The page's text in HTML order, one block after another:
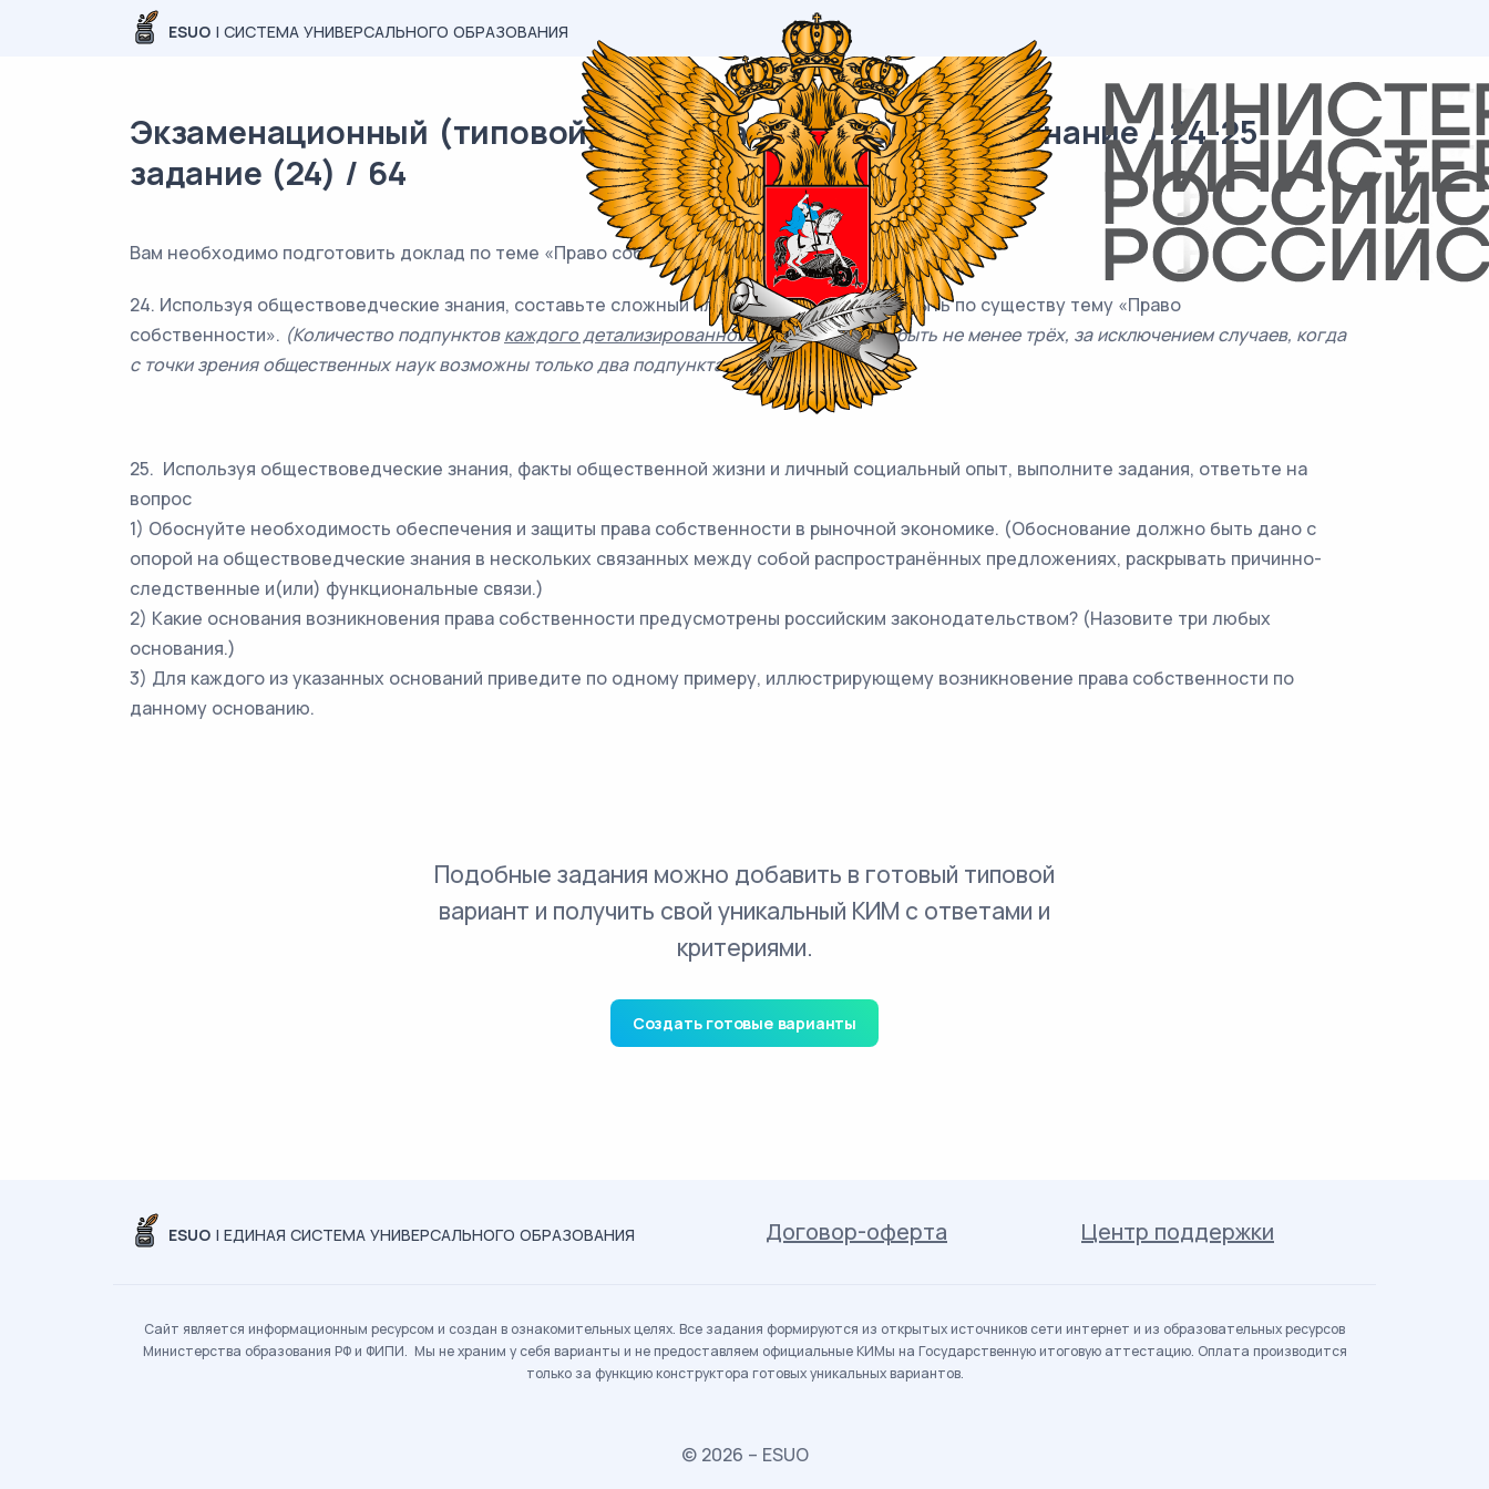
ESUO | СИСТЕМА УНИВЕРСАЛЬНОГО ОБРАЗОВАНИЯ
Экзаменационный (типовой) материал ЕГЭ / Обществознание / 24-25
задание (24) / 64
Вам необходимо подготовить доклад по теме «Право собственности».
24. Используя обществоведческие знания, составьте сложный план, позволяющий раскрыть по существу тему «Право
собственности». (Количество подпунктовкаждого детализированного пунктадолжно быть не менее трёх, за исключением случаев, когда
с точки зрения общественных наук возможны только два подпункта.)
25. Используя обществоведческие знания, факты общественной жизни и личный социальный опыт, выполните задания, ответьте на
вопрос
1) Обоснуйте необходимость обеспечения и защиты права собственности в рыночной экономике. (Обоснование должно быть дано с
опорой на обществоведческие знания в нескольких связанных между собой распространённых предложениях, раскрывать причинно-
следственные и(или) функциональные связи.)
2) Какие основания возникновения права собственности предусмотрены российским законодательством? (Назовите три любых
основания.)
3) Для каждого из указанных оснований приведите по одному примеру, иллюстрирующему возникновение права собственности по
данному основанию.
Подобные задания можно добавить в готовый типовой
вариант и получить свой уникальный КИМ с ответами и
критериями.
Создать готовые варианты
ESUO | ЕДИНАЯ СИСТЕМА УНИВЕРСАЛЬНОГО ОБРАЗОВАНИЯ Договор-оферта Центр поддержки
Сайт является информационным ресурсом и создан в ознакомительных целях. Все задания формируются из открытых источников сети интернет и из образовательных ресурсов
Министерства образования РФ и ФИПИ. Мы не храним у себя варианты и не предоставляем официальные КИМы на Государственную итоговую аттестацию. Оплата производится
только за функцию конструктора готовых уникальных вариантов.
© 2026 – ESUO